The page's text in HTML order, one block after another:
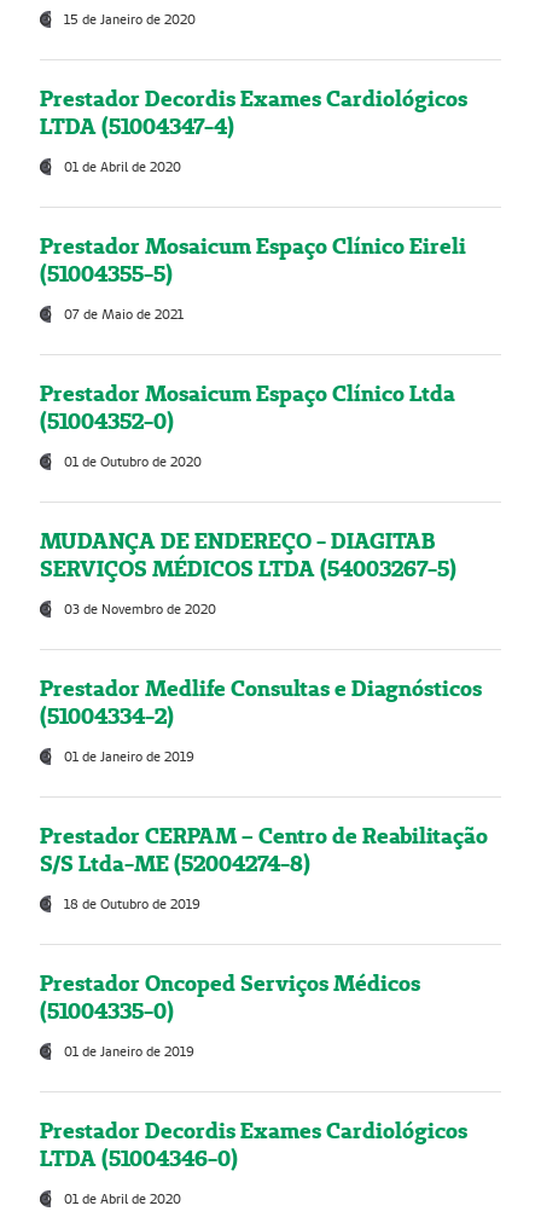
15 de Janeiro de 2020
Prestador Decordis Exames Cardiológicos
LTDA (51004347-4)
01 de Abril de 2020
Prestador Mosaicum Espaço Clínico Eireli
(51004355-5)
07 de Maio de 2021
Prestador Mosaicum Espaço Clínico Ltda
(51004352-0)
01 de Outubro de 2020
MUDANÇA DE ENDEREÇO - DIAGITAB
SERVIÇOS MÉDICOS LTDA (54003267-5)
03 de Novembro de 2020
Prestador Medlife Consultas e Diagnósticos
(51004334-2)
01 de Janeiro de 2019
Prestador CERPAM – Centro de Reabilitação
S/S Ltda-ME (52004274-8)
18 de Outubro de 2019
Prestador Oncoped Serviços Médicos
(51004335-0)
01 de Janeiro de 2019
Prestador Decordis Exames Cardiológicos
LTDA (51004346-0)
01 de Abril de 2020